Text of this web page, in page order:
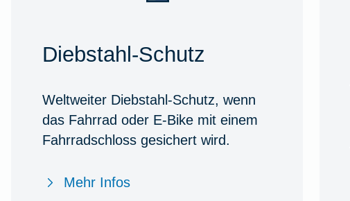
Diebstahl-Schutz
Weltweiter Diebstahl-Schutz, wenn
das Fahrrad oder E-Bike mit einem
Fahrradschloss gesichert wird.
Mehr Infos